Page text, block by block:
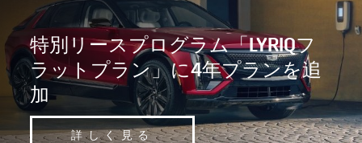
特別リースプログラム「LYRIQフ
ラットプラン」に4年プランを追
加
詳しく見る